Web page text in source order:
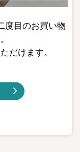
度目のお買い物
だけます。